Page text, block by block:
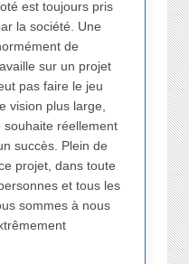
est toujours pris
la société. Une
de
sur un projet
pas faire le jeu
vision plus large,
souhaite réellement
succès. Plein de
projet, dans toute
et tous les
sommes à nous